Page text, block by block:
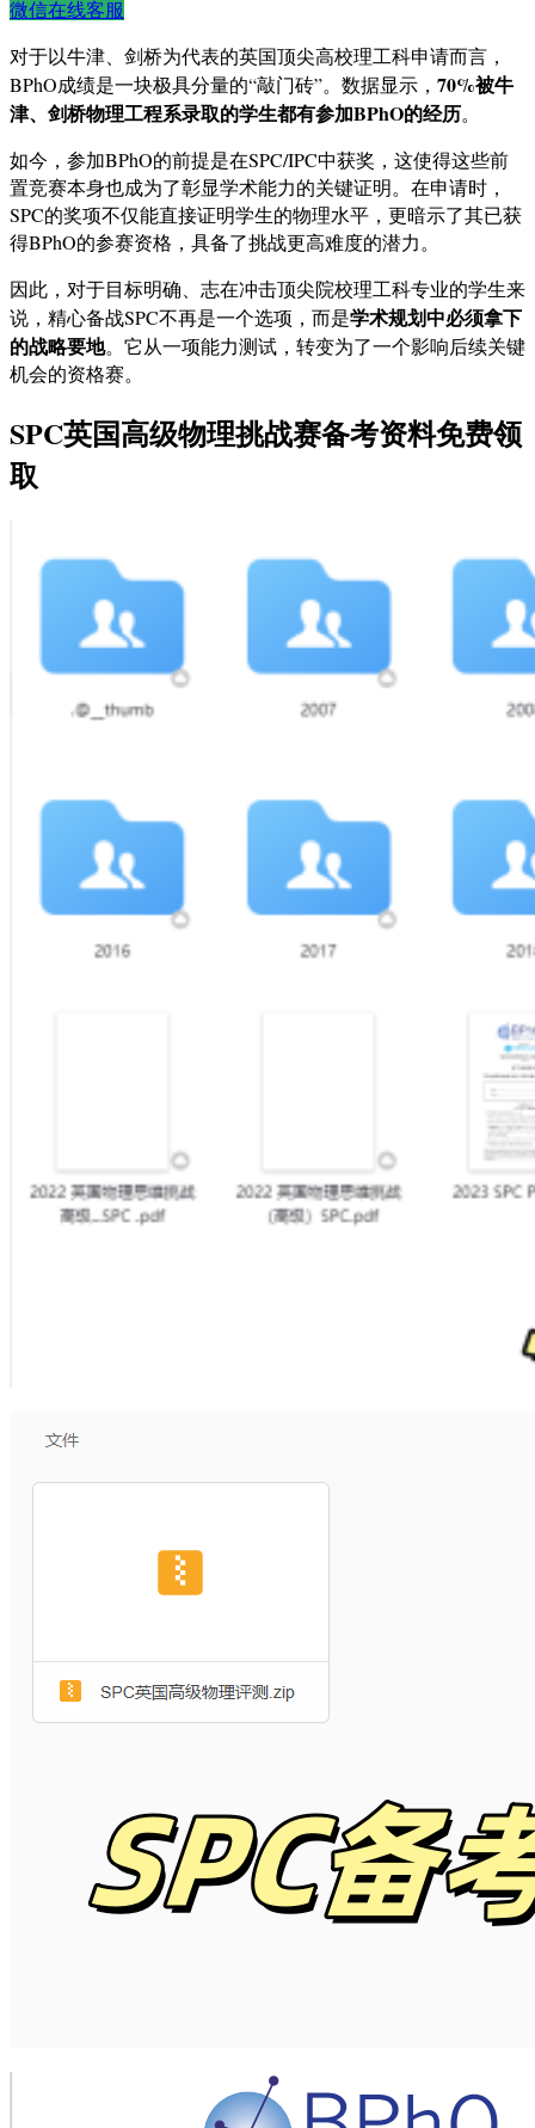
微信在线客服
对于以牛津、剑桥为代表的英国顶尖高校理工科申请而言，
BPhO成绩是一块极具分量的“敲门砖”。数据显示， 70%被牛
津、剑桥物理工程系录取的学生都有参加BPhO的经历。
如今，参加BPhO的前提是在SPC/IPC中获奖，这使得这些前
置竞赛本身也成为了彰显学术能力的关键证明。在申请时，
SPC的奖项不仅能直接证明学生的物理水平，更暗示了其已获
得BPhO的参赛资格，具备了挑战更高难度的潜力。
因此，对于目标明确、志在冲击顶尖院校理工科专业的学生来
说，精心备战SPC不再是一个选项，而是学术规划中必须拿下
的战略要地。它从一项能力测试，转变为了一个影响后续关键
机会的资格赛。
SPC英国高级物理挑战赛备考资料免费领
取